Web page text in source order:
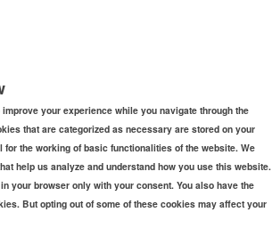
your experience while you navigate through the
that are categorized as necessary are stored on your
the working of basic functionalities of the website. We
help us analyze and understand how you use this website.
your browser only with your consent. You also have the
But opting out of some of these cookies may affect your